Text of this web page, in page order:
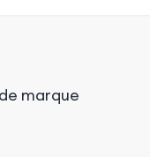
marque